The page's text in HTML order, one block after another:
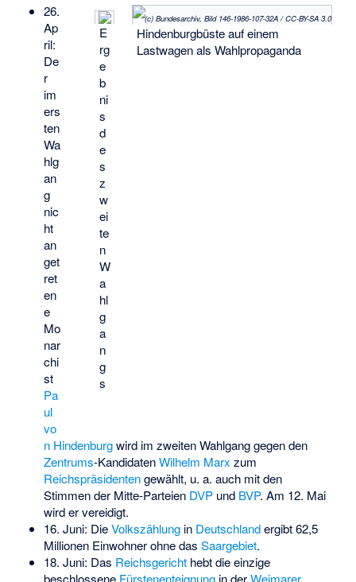
(c) Bundesarchiv, Bild 146-1986-107-32A / CC-BY-SA 3.0
Hindenburgbüste auf einem
Lastwagen als Wahlpropaganda
E
rg
e
b
ni
s
d
e
s
z
w
ei
te
n
W
a
hl
g
a
n
g
s
26.
Ap
ril:
De
r
im
ers
ten
Wa
hlg
an
g
nic
ht
an
get
ret
en
e
Mo
nar
chi
st
Pa
ul
vo
n Hindenburgwird im zweiten Wahlgang gegen den
Zentrums-KandidatenWilhelm Marx zum
Reichspräsidentengewählt, u. a. auch mit den
Stimmen der Mitte-Parteien DVPund BVP. Am 12. Mai
wird er vereidigt.
16. Juni: DieVolkszählungin Deutschlandergibt 62,5
Millionen Einwohner ohne das Saargebiet.
18. Juni: Das Reichsgerichthebt die einzige
beschlossene Fürstenenteignungin derWeimarer